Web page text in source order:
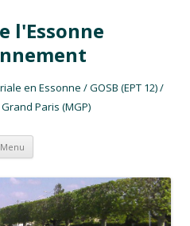
l'Essonne
en Essonne / GOSB (EPT 12) /
Paris (MGP)
Menu Aller au contenu